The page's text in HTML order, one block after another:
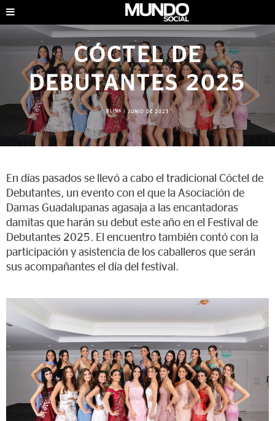
CÓCTEL DE
DEBUTANTES 2025
BLINK|JUNIO DE 2025
En días pasados se llevó a cabo el tradicional Cóctel de
Debutantes, un evento con el que la Asociación de
Damas Guadalupanas agasaja a las encantadoras
damitas que harán su debut este año en el Festival de
Debutantes 2025. El encuentro también contó con la
participación y asistencia de los caballeros que serán
sus acompañantes el día del festival.